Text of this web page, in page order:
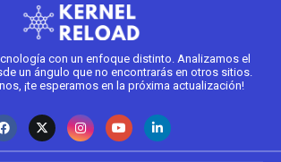
con un enfoque distinto. Analizamos el
un ángulo que no encontrarás en otros sitios.
¡te esperamos en la próxima actualización!